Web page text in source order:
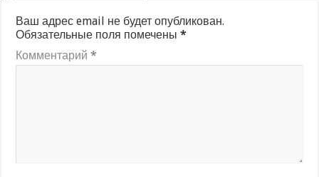
Ваш адрес email не будет опубликован.
Обязательные поля помечены*
Комментарий*